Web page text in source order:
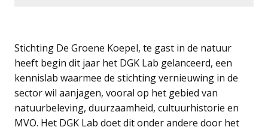
Stichting De Groene Koepel, te gast in de natuur
heeft begin dit jaar het DGK Lab gelanceerd, een
kennislab waarmee de stichting vernieuwing in de
sector wil aanjagen, vooral op het gebied van
natuurbeleving, duurzaamheid, cultuurhistorie en
MVO. Het DGK Lab doet dit onder andere door het